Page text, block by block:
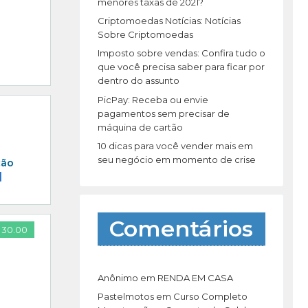
30.00
:
Criptomoedas Notícias: Notícias
Sobre Criptomoedas
Imposto sobre vendas: Confira tudo o
que você precisa saber para ficar por
dentro do assunto
PicPay: Receba ou envie
pagamentos sem precisar de
máquina de cartão
10 dicas para você vender mais em
seu negócio em momento de crise
Comentários
Anônimo em RENDA EM CASA
Pastelmotosem Curso Completo